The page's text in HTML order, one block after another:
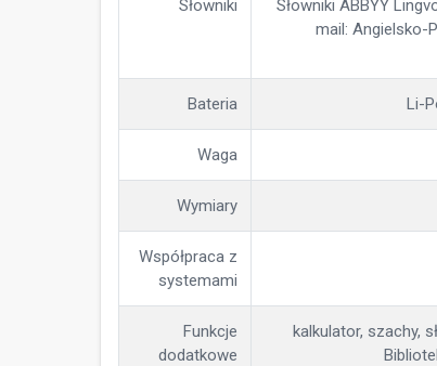
Słowniki
Słowniki ABBYY
mail: Angielsko-
Bateria Li-
Waga
Wymiary
Współpraca z
systemami
Funkcje
dodatkowe
kalkulator, szachy,